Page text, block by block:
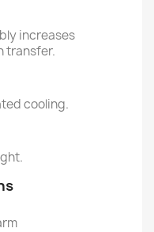
increases
transfer.
cooling.